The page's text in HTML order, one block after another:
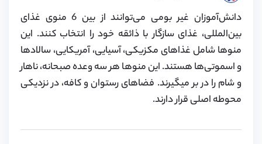
دانش‌آموزان غیر بومی می‌توانند از بین 6 منوی غذای
بین‌المللی، غذای سازگار با ذائقه خود را انتخاب کنند. این
منوها شامل غذاهای مکزیکی، آسیایی، آمریکایی، سالادها
و اسموتی‌ها هستند. این منوها هر سه وعده صبحانه، ناهار
و شام را در بر میگیرند. فضاهای رستوان و کافه، در نزدیکی
محوطه اصلی قرار دارند.